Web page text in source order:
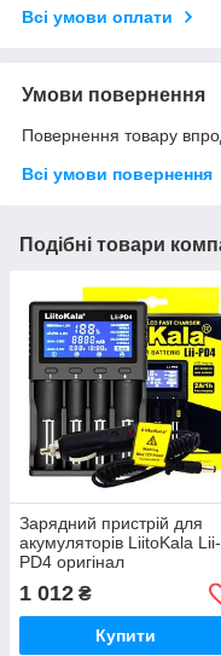
Всі умови оплати
Умови повернення
Повернення товару
Всі умови повернення
Подібні товари
Зарядний пристрій для
акумуляторів LiitoKala Lii-
PD4 оригінал
1 012 ₴
Купити